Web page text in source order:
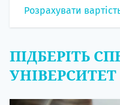
Розрахувати
ПІДБЕРІТЬ
УНІВЕРСИТЕТ